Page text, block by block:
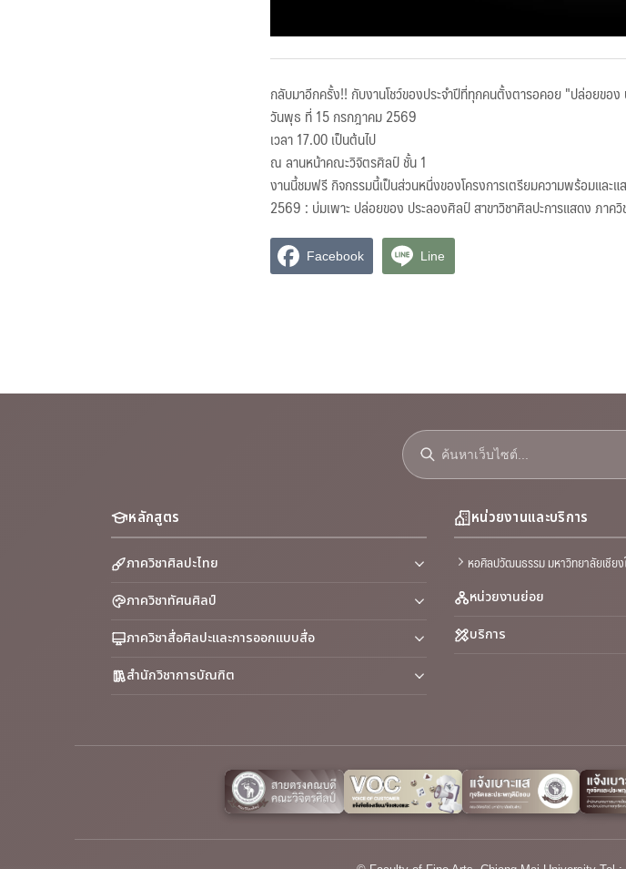
กลับมาอีกครั้ง!! กับงานโชว์ของประจำปีที่ทุกคนตั้งตารอคอย "ปล่อยขอ
วันพุธ ที่ 15 กรกฎาคม 2569
เวลา 17.00 เป็นต้นไป
ณ ลานหน้าคณะวิจิตรศิลป์ ชั้น 1
งานนี้ชมฟรี กิจกรรมนี้เป็นส่วนหนึ่งของโครงการเตรียมความพร้อมแล
2569 : บ่มเพาะ ปล่อยของ ประลองศิลป์ สาขาวิชาศิลปะการแสดง ภาค
Facebook Line
หลักสูตร
ภาควิชาศิลปะไทย
ภาควิชาทัศนศิลป์
ภาควิชาสื่อศิลปะและการออกแบบสื่อ
สำนักวิชาการบัณฑิต
หน่วยงานและบริการ
หอศิลปวัฒนธรรม มหาวิทยาลัยเชีย
หน่วยงานย่อย
บริการ